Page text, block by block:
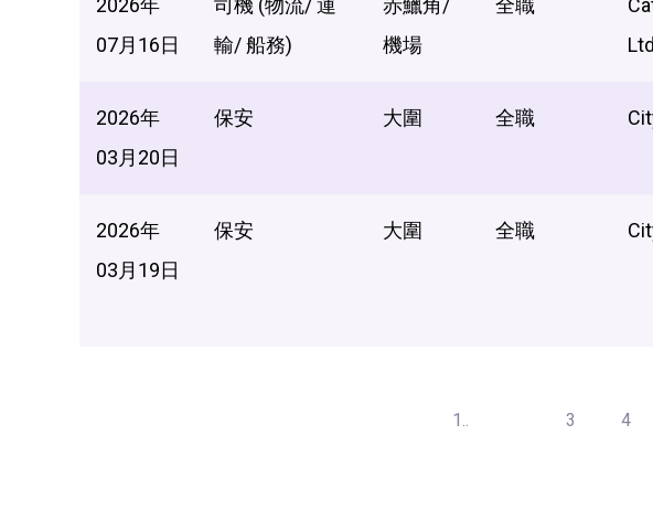
2026年
07月16日
司機 (物流/ 運
輸/ 船務)
赤鱲角/
機場
全職
2026年
03月20日
保安 大圍 全職
2026年
03月19日
保安 大圍 全職
1.. 3 4